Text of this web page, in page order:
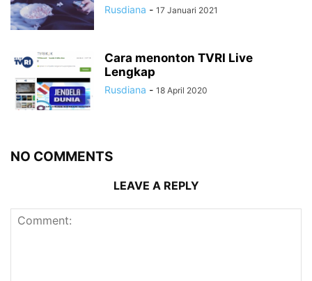
Rusdiana - 17 Januari 2021
Cara menonton TVRI Live
Lengkap
Rusdiana - 18 April 2020
NO COMMENTS
LEAVE A REPLY